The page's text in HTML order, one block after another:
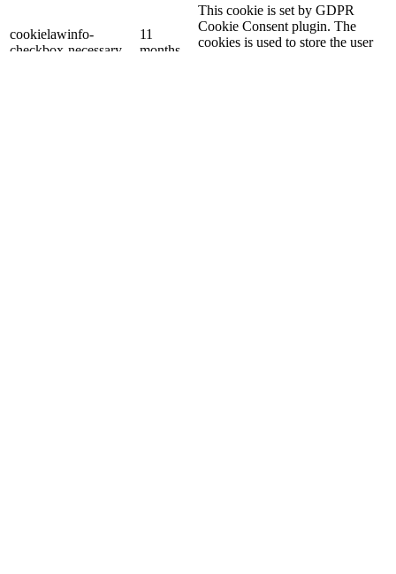
cookielawinfo-
checkbox-necessary
11
months
This cookie is set by GDPR
Cookie Consent plugin. The
cookies is used to store the user